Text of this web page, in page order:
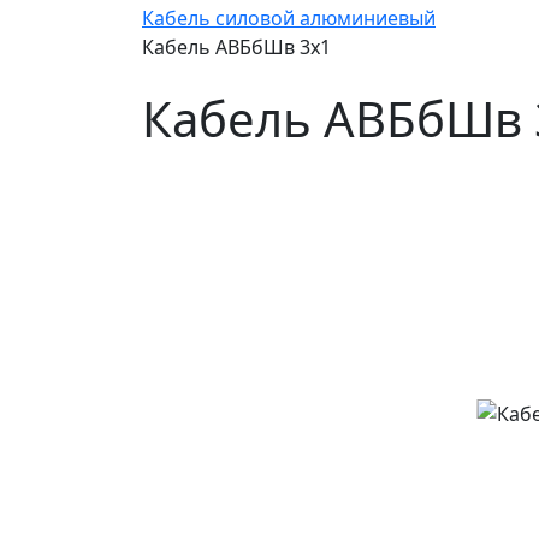
Кабель силовой алюминиевый
Кабель АВБбШв 3х1
Кабель АВБбШв